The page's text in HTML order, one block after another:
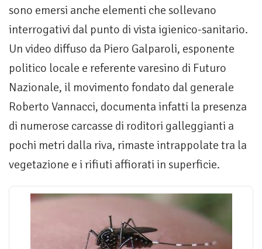
sono emersi anche elementi che sollevano
interrogativi dal punto di vista igienico-sanitario.
Un video diffuso da Piero Galparoli, esponente
politico locale e referente varesino di Futuro
Nazionale, il movimento fondato dal generale
Roberto Vannacci, documenta infatti la presenza
di numerose carcasse di roditori galleggianti a
pochi metri dalla riva, rimaste intrappolate tra la
vegetazione e i rifiuti affiorati in superficie.